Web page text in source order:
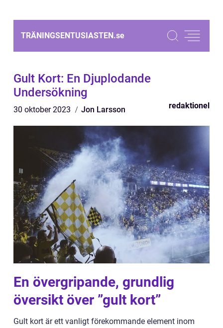
TRÄNINGSENTUSIASTEN.se
Gult Kort: En Djuplodande
Undersökning
30 oktober 2023 Jon Larsson redaktionel
En övergripande, grundlig
översikt över ”gult kort”
Gult kort är ett vanligt förekommande element inom